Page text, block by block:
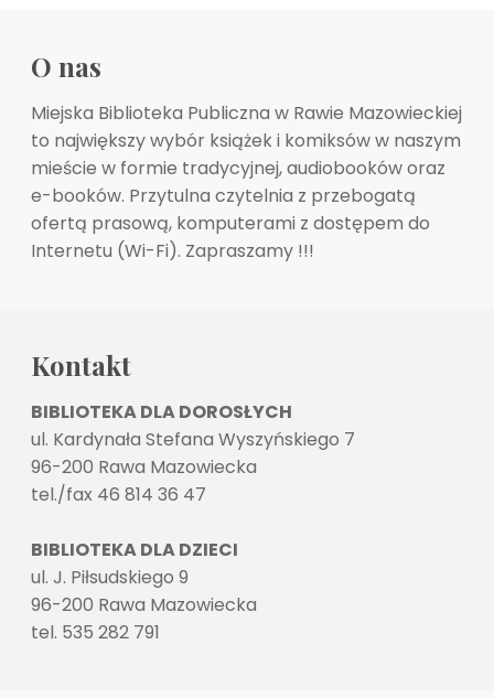
O nas
Miejska Biblioteka Publiczna w Rawie Mazowieckiej
to największy wybór książek i komiksów w naszym
mieście w formie tradycyjnej, audiobooków oraz
e-booków. Przytulna czytelnia z przebogatą
ofertą prasową, komputerami z dostępem do
Internetu (Wi-Fi). Zapraszamy !!!
Kontakt
BIBLIOTEKA DLA DOROSŁYCH
ul. Kardynała Stefana Wyszyńskiego 7
96-200 Rawa Mazowiecka
tel./fax 46 814 36 47
BIBLIOTEKA DLA DZIECI
ul. J. Piłsudskiego 9
96-200 Rawa Mazowiecka
tel. 535 282 791